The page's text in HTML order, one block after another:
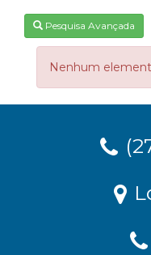
Pesquisa Avançada
Nenhum